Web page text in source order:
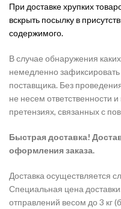
При доставке хрупких
вскрыть посылку в
содержимого.
В случае обнаружения
немедленно зафиксировать
поставщика. Без
не несем
претензиях, связанных с
Быстрая доставка!
оформления заказа.
Доставка осуществляется
Специальная цена
отправлений весом до 3 кг